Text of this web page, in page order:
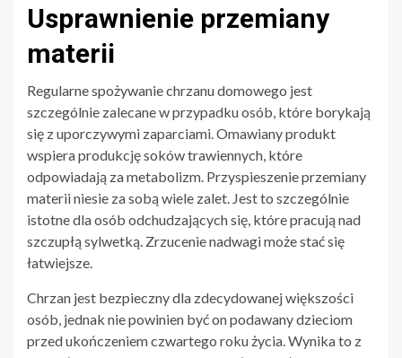
Usprawnienie przemiany
materii
Regularne spożywanie chrzanu domowego jest
szczególnie zalecane w przypadku osób, które borykają
się z uporczywymi zaparciami. Omawiany produkt
wspiera produkcję soków trawiennych, które
odpowiadają za metabolizm. Przyspieszenie przemiany
materii niesie za sobą wiele zalet. Jest to szczególnie
istotne dla osób odchudzających się, które pracują nad
szczupłą sylwetką. Zrzucenie nadwagi może stać się
łatwiejsze.
Chrzan jest bezpieczny dla zdecydowanej większości
osób, jednak nie powinien być on podawany dzieciom
przed ukończeniem czwartego roku życia. Wynika to z